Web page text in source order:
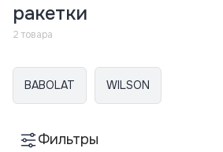
ракетки
2 товара
BABOLAT WILSON
Фильтры